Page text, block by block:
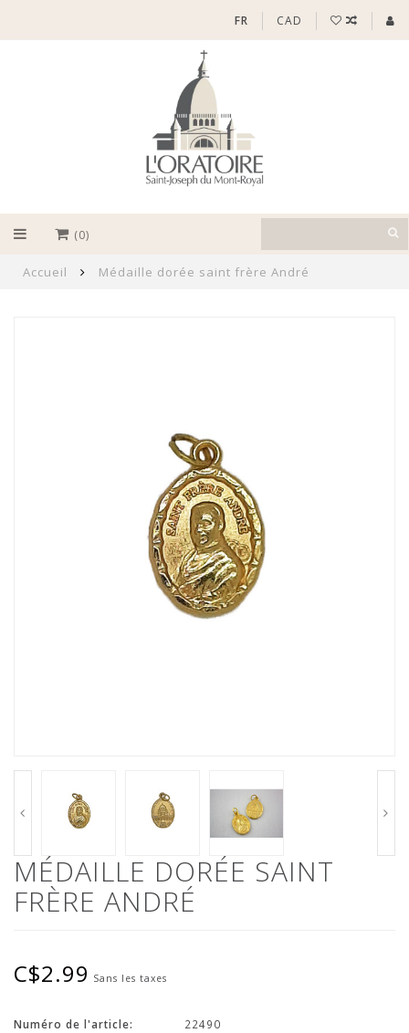
FR CAD
(0)
Accueil Médaille dorée saint frère André
MÉDAILLE DORÉE SAINT
FRÈRE ANDRÉ
C$2.99 Sans les taxes
Numéro de l'article:
22490